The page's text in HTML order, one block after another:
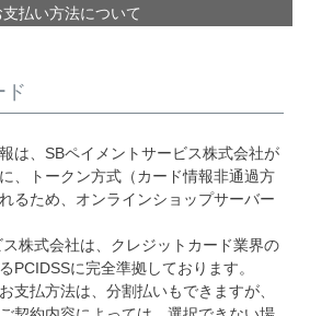
支払い方法について
ド
は、SBペイメントサービス株式会社が
、トークン方式（カード情報非通過方
るため、オンラインショップサーバー
株式会社は、クレジットカード業界の
PCIDSSに完全準拠しております。
支払方法は、分割払いもできますが、